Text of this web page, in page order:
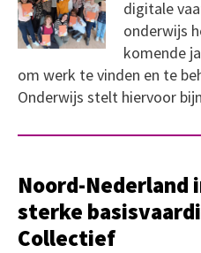
digitale
onderwijs
komende
om werk te vinden en te
Onderwijs stelt hiervoor
Noord-
sterke
Collectief